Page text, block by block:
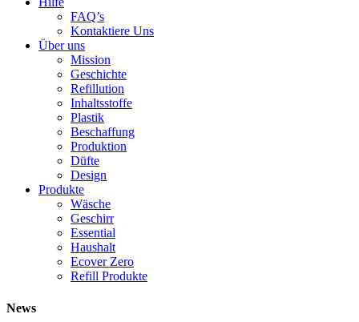
FAQ’s
Kontaktiere Uns
Über uns
Mission
Geschichte
Refillution
Inhaltsstoffe
Plastik
Beschaffung
Produktion
Düfte
Design
Produkte
Wäsche
Geschirr
Essential
Haushalt
Ecover Zero
Refill Produkte
News